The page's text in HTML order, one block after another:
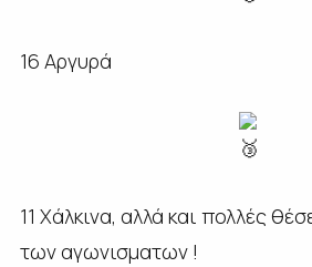
16 Αργυρά
11 Χάλκινα, αλλά και πολλές
των αγωνισματων !